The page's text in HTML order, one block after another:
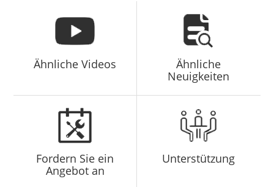
Ähnliche Videos
Ähnliche
Neuigkeiten
Fordern Sie ein
Angebot an
Unterstützung